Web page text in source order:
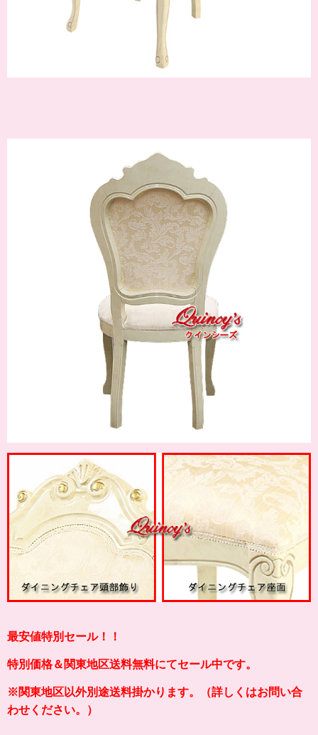
最安値特別セール！！
特別価格＆関東地区送料無料にてセール中です。
※関東地区以外別途送料掛かります。（詳しくはお問い合
わせください。）